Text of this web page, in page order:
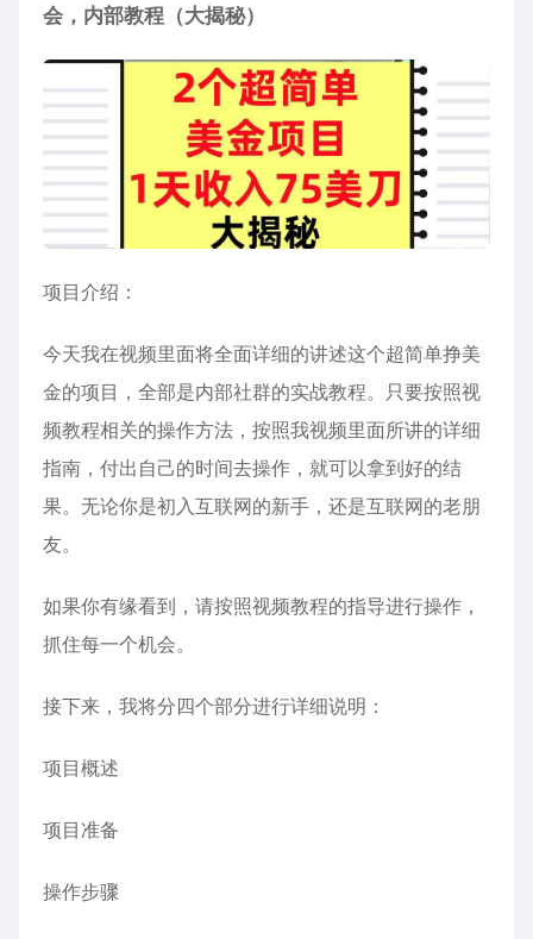
会，内部教程（大揭秘）
项目介绍：
今天我在视频里面将全面详细的讲述这个超简单挣美
金的项目，全部是内部社群的实战教程。只要按照视
频教程相关的操作方法，按照我视频里面所讲的详细
指南，付出自己的时间去操作，就可以拿到好的结
果。无论你是初入互联网的新手，还是互联网的老朋
友。
如果你有缘看到，请按照视频教程的指导进行操作，
抓住每一个机会。
接下来，我将分四个部分进行详细说明：
项目概述
项目准备
操作步骤